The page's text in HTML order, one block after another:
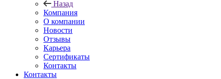
Назад
Компания
О компании
Новости
Отзывы
Карьера
Сертификаты
Контакты
Контакты